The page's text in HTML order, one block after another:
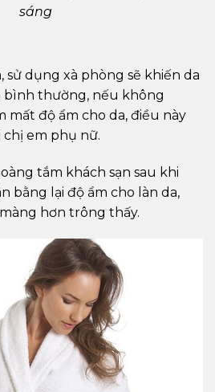
sáng
dụng xà phòng sẽ khiến da
bình thường, nếu không
mất độ ẩm cho da, điều này
chị em phụ nữ.
tắm khách sạn sau khi
bằng lại độ ẩm cho làn da,
hơn trông thấy.